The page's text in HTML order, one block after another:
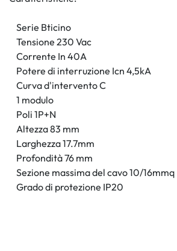
Serie Bticino
Tensione 230 Vac
Corrente In 40A
Potere di interruzione Icn 4,5kA
Curva d'intervento C
1 modulo
Poli 1P+N
Altezza 83 mm
Larghezza 17.7mm
Profondità 76 mm
Sezione massima del cavo 10/16mmq
Grado di protezione IP20